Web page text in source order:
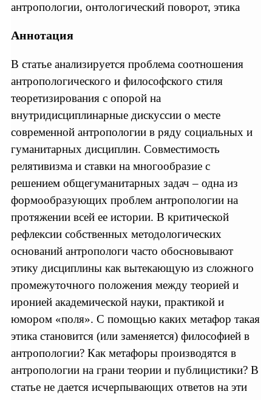
антропологии, онтологический поворот, этика
Аннотация
В статье анализируется проблема соотношения
антропологического и философского стиля
теоретизирования с опорой на
внутридисциплинарные дискуссии о месте
современной антропологии в ряду социальных и
гуманитарных дисциплин. Совместимость
релятивизма и ставки на многообразие с
решением общегуманитарных задач – одна из
формообразующих проблем антропологии на
протяжении всей ее истории. В критической
рефлексии собственных методологических
оснований антропологи часто обосновывают
этику дисциплины как вытекающую из сложного
промежуточного положения между теорией и
иронией академической науки, практикой и
юмором «поля». С помощью каких метафор такая
этика становится (или заменяется) философией в
антропологии? Как метафоры производятся в
антропологии на грани теории и публицистики? В
статье не дается исчерпывающих ответов на эти